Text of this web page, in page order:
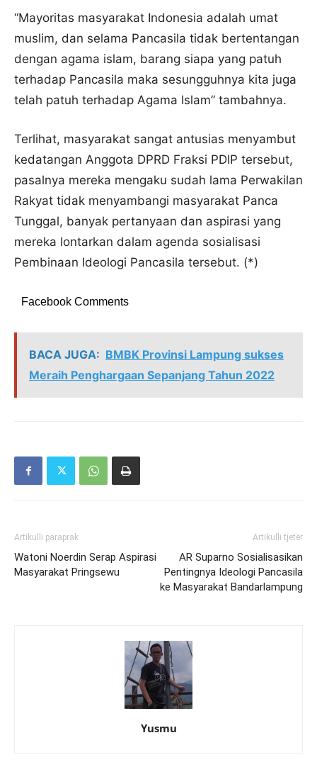
“Mayoritas masyarakat Indonesia adalah umat
muslim, dan selama Pancasila tidak bertentangan
dengan agama islam, barang siapa yang patuh
terhadap Pancasila maka sesungguhnya kita juga
telah patuh terhadap Agama Islam” tambahnya.
Terlihat, masyarakat sangat antusias menyambut
kedatangan Anggota DPRD Fraksi PDIP tersebut,
pasalnya mereka mengaku sudah lama Perwakilan
Rakyat tidak menyambangi masyarakat Panca
Tunggal, banyak pertanyaan dan aspirasi yang
mereka lontarkan dalam agenda sosialisasi
Pembinaan Ideologi Pancasila tersebut. (*)
Facebook Comments
BACA JUGA: BMBK Provinsi Lampung sukses
Meraih Penghargaan Sepanjang Tahun 2022
Artikulli paraprak
Watoni Noerdin Serap Aspirasi
Masyarakat Pringsewu
Artikulli tjetër
AR Suparno Sosialisasikan
Pentingnya Ideologi Pancasila
ke Masyarakat Bandarlampung
Yusmu